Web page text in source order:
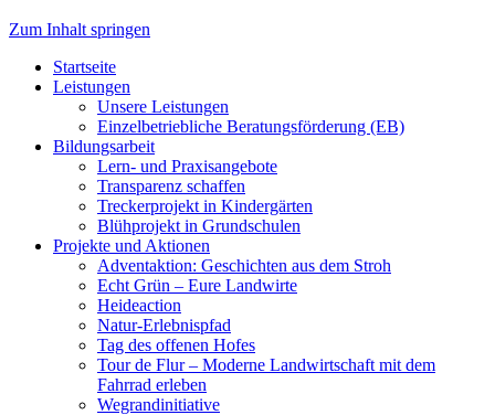
Zum Inhalt springen
Startseite
Leistungen
Unsere Leistungen
Einzelbetriebliche Beratungsförderung (EB)
Bildungsarbeit
Lern- und Praxisangebote
Transparenz schaffen
Treckerprojekt in Kindergärten
Blühprojekt in Grundschulen
Projekte und Aktionen
Adventaktion: Geschichten aus dem Stroh
Echt Grün – Eure Landwirte
Heideaction
Natur-Erlebnispfad
Tag des offenen Hofes
Tour de Flur – Moderne Landwirtschaft mit dem
Fahrrad erleben
Wegrandinitiative